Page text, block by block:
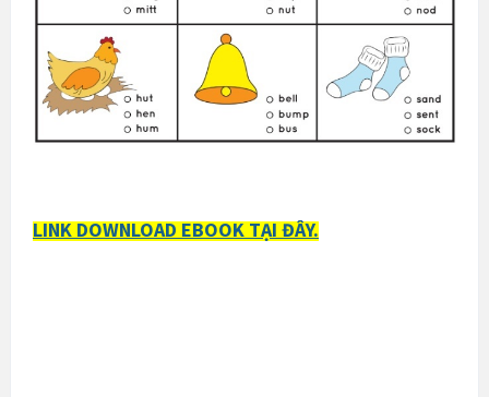
LINK DOWNLOAD EBOOK TẠI ĐÂY.